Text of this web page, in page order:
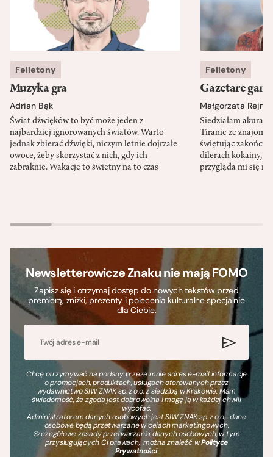
Felietony
Muzyka gra
Adrian Bąk
Świat dźwięków to być może jeden z
najbardziej ignorowanych światów. Warto
jednak zbierać dźwięki, niczym letnie dojrzałe
owoce, żeby skorzystać z nich, gdy ich
zabraknie. Wakacje to świetny na to czas
Felietony
Gazetare
Małgorzata
Siedziałam akurat
Tiranie ze
świętując
dilerach kokainy,
przygląda mi się
Newsletterowicze Znaku nie mają FOMO
Zapisz się i otrzymaj dostęp do nowych tekstów przed
premierą, zniżki, prezenty i polecenia kulturalne specjalnie
dla Ciebie.
Chcę otrzymywać na podany przeze mnie adres e-mail informacje
o promocjach, produktach, usługach oferowanych przez
wydawnictwo SIW ZNAK sp. z o.o. z siedzibą w Krakowie. Mam
świadomość, że zgoda jest dobrowolna i mogę ją w każdej chwili
wycofać.
Administratorem danych osobowych jest SIW ZNAK sp. z o.o., dane
osobowe będą przetwarzane w celach marketingowych.
Szczegółowe zasady przetwarzania danych osobowych, w tym
przysługujących Ci prawach, można znaleźć wPolityce
Prywatności.